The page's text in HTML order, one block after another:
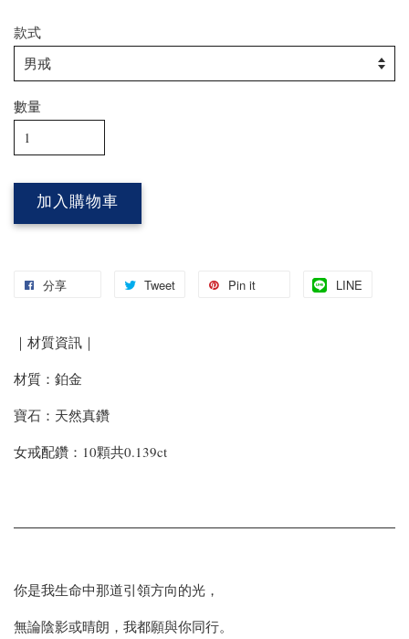
款式
數量
加入購物車
分享 Tweet Pin it LINE
｜材質資訊｜
材質：鉑金
寶石：天然真鑽
女戒配鑽：10顆共0.139ct
你是我生命中那道引領方向的光，
無論陰影或晴朗，我都願與你同行。